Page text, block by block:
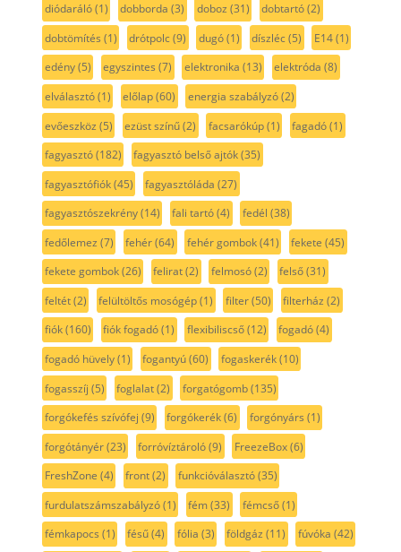
diódaráló(1) dobborda (3) doboz (31) dobtartó(2)
dobtömítés (1) drótpolc(9) dugó(1) díszléc(5) E14(1)
edény(5) egyszintes (7) elektronika (13) elektróda (8)
elválasztó(1) előlap(60) energia szabályzó(2)
evőeszköz (5) ezüst színű(2) facsarókúp(1) fagadó(1)
fagyasztó(182) fagyasztó belső ajtók(35)
fagyasztófiók(45) fagyasztóláda (27)
fagyasztószekrény(14) fali tartó(4) fedél (38)
fedőlemez (7) fehér(64) fehér gombok(41) fekete (45)
fekete gombok(26) felirat(2) felmosó(2) felső(31)
feltét(2) felültöltős mosógép(1) filter(50) filterház (2)
fiók(160) fiók fogadó(1) flexibiliscső(12) fogadó(4)
fogadó hüvely(1) fogantyú(60) fogaskerék(10)
fogasszíj (5) foglalat(2) forgatógomb(135)
forgókefés szívófej (9) forgókerék(6) forgónyárs (1)
forgótányér(23) forróvíztároló(9) FreezeBox(6)
FreshZone (4) front(2) funkcióválasztó(35)
furdulatszámszabályzó(1) fém(33) fémcső(1)
fémkapocs (1) fésű(4) fólia (3) földgáz (11) fúvóka (42)